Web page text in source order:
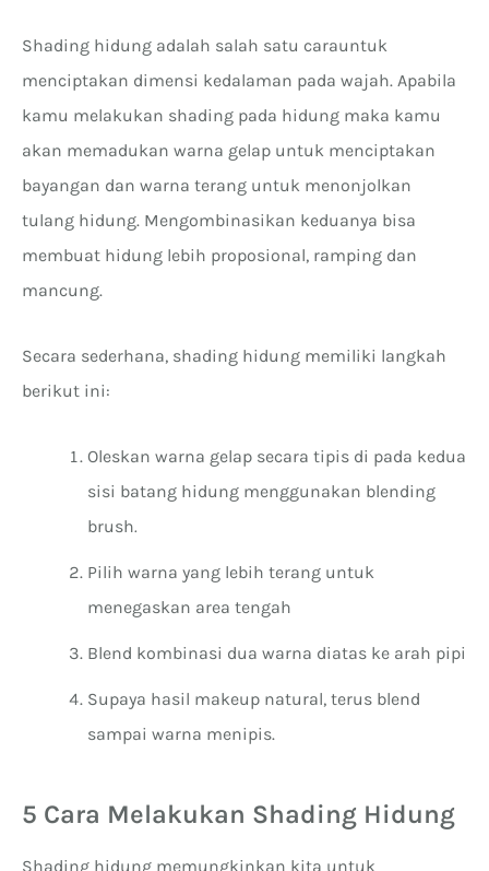
Shading hidung adalah salah satu carauntuk
menciptakan dimensi kedalaman pada wajah. Apabila
kamu melakukan shading pada hidung maka kamu
akan memadukan warna gelap untuk menciptakan
bayangan dan warna terang untuk menonjolkan
tulang hidung. Mengombinasikan keduanya bisa
membuat hidung lebih proposional, ramping dan
mancung.
Secara sederhana, shading hidung memiliki langkah
berikut ini:
Oleskan warna gelap secara tipis di pada kedua
sisi batang hidung menggunakan blending
brush.
Pilih warna yang lebih terang untuk
menegaskan area tengah
Blend kombinasi dua warna diatas ke arah pipi
Supaya hasil makeup natural, terus blend
sampai warna menipis.
5 Cara Melakukan Shading Hidung
Shading hidung memungkinkan kita untuk